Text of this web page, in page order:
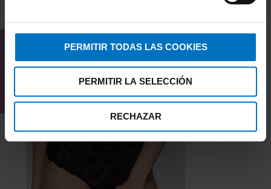
PERMITIR TODAS LAS COOKIES
PERMITIR LA SELECCIÓN
RECHAZAR
TAMBIÉN TE PUEDE
INTERESAR